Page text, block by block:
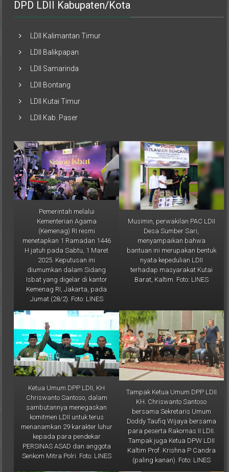
LDII Samarinda
LDII Kutai Timur
Pemerintah melalui
Kementerian Agama
(Kemenag) RI resmi
menetapkan 1 Ramadan 1446
H jatuh pada Sabtu, 1 Maret
2025. Keputusan ini
diumumkan dalam Sidang
Isbat yang digelar di kantor
Kemenag RI, Jakarta, pada
Jumat (28/2). Foto: LINES
Musimin, perwakilan PAC LDII
Desa Sumber Sari,
menyampaikan bahwa
bantuan ini merupakan bentuk
nyata kepedulian LDII
terhadap masyarakat Kutai
Barat, Kaltim. Foto: LINES
Ketua Umum DPP LDII, KH
Chriswanto Santoso, dalam
sambutannya menegaskan
komitmen LDII untuk terus
menanamkan 29 karakter luhur
kepada para pendekar
PERSINAS ASAD dan anggota
Senkom Mitra Polri. Foto: LINES
Tampak Ketua Umum DPP LDII
KH. Chriswanto Santoso
bersama Sekretaris Umum
Doddy Taufiq Wijaya bersama
para peserta Rakornas II LDII.
Tampak juga Ketua DPW LDII
Kaltim Prof. Krishna P Candra
(paling kanan). Foto: LINES